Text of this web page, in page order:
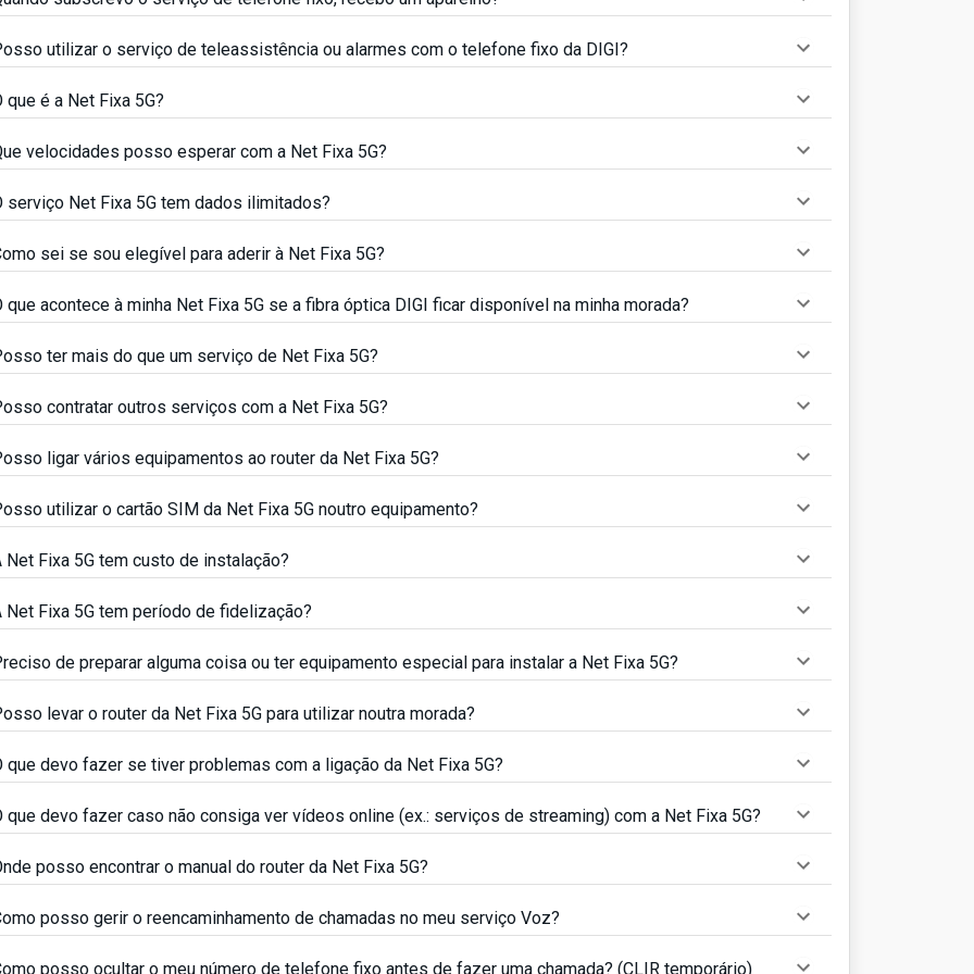
utilizar o serviço de teleassistência ou alarmes com o telefone fixo da DIGI?
que é a Net Fixa 5G?
velocidades posso esperar com a Net Fixa 5G?
serviço Net Fixa 5G tem dados ilimitados?
sei se sou elegível para aderir à Net Fixa 5G?
que acontece à minha Net Fixa 5G se a fibra óptica DIGI ficar disponível na minha morada?
ter mais do que um serviço de Net Fixa 5G?
contratar outros serviços com a Net Fixa 5G?
ligar vários equipamentos ao router da Net Fixa 5G?
utilizar o cartão SIM da Net Fixa 5G noutro equipamento?
Net Fixa 5G tem custo de instalação?
Net Fixa 5G tem período de fidelização?
de preparar alguma coisa ou ter equipamento especial para instalar a Net Fixa 5G?
levar o router da Net Fixa 5G para utilizar noutra morada?
que devo fazer se tiver problemas com a ligação da Net Fixa 5G?
que devo fazer caso não consiga ver vídeos online (ex.: serviços de streaming) com a Net Fixa 5G?
posso encontrar o manual do router da Net Fixa 5G?
posso gerir o reencaminhamento de chamadas no meu serviço Voz?
posso ocultar o meu número de telefone fixo antes de fazer uma chamada? (CLIR temporário)